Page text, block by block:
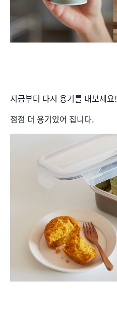
지금부터 다시 용기를 내보세요!
점점 더 용기있어 집니다.